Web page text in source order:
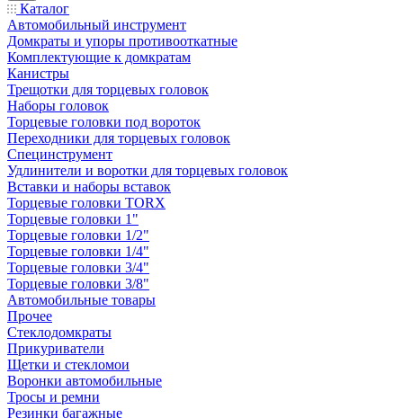
Каталог
Автомобильный инструмент
Домкраты и упоры противооткатные
Комплектующие к домкратам
Канистры
Трещотки для торцевых головок
Наборы головок
Торцевые головки под вороток
Переходники для торцевых головок
Специнструмент
Удлинители и воротки для торцевых головок
Вставки и наборы вставок
Торцевые головки TORX
Торцевые головки 1"
Торцевые головки 1/2"
Торцевые головки 1/4"
Торцевые головки 3/4"
Торцевые головки 3/8"
Автомобильные товары
Прочее
Стеклодомкраты
Прикуриватели
Щетки и стекломои
Воронки автомобильные
Тросы и ремни
Резинки багажные